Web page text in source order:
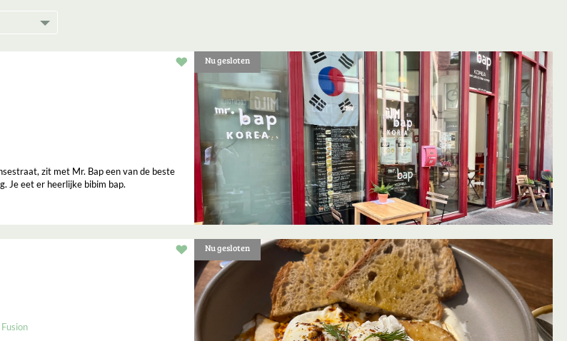
Nu gesloten
Restaurant toevoegen aan favorieten
zit met Mr. Bap een van de beste
Je eet er heerlijke bibim bap.
Nu gesloten
Restaurant toevoegen aan favorieten
Fusion